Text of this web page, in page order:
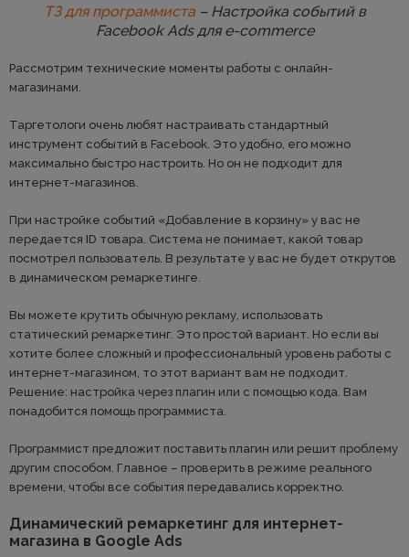
ТЗ для программиста– Настройка событий в
Facebook Ads для e-commerce
Рассмотрим технические моменты работы с онлайн-
магазинами.
Таргетологи очень любят настраивать стандартный
инструмент событий в Facebook. Это удобно, его можно
максимально быстро настроить. Но он не подходит для
интернет-магазинов.
При настройке событий «Добавление в корзину» у вас не
передается ID товара. Система не понимает, какой товар
посмотрел пользователь. В результате у вас не будет открутов
в динамическом ремаркетинге.
Вы можете крутить обычную рекламу, использовать
статический ремаркетинг. Это простой вариант. Но если вы
хотите более сложный и профессиональный уровень работы с
интернет-магазином, то этот вариант вам не подходит.
Решение: настройка через плагин или с помощью кода. Вам
понадобится помощь программиста.
Программист предложит поставить плагин или решит проблему
другим способом. Главное – проверить в режиме реального
времени, чтобы все события передавались корректно.
Динамический ремаркетинг для интернет-
магазина в Google Ads